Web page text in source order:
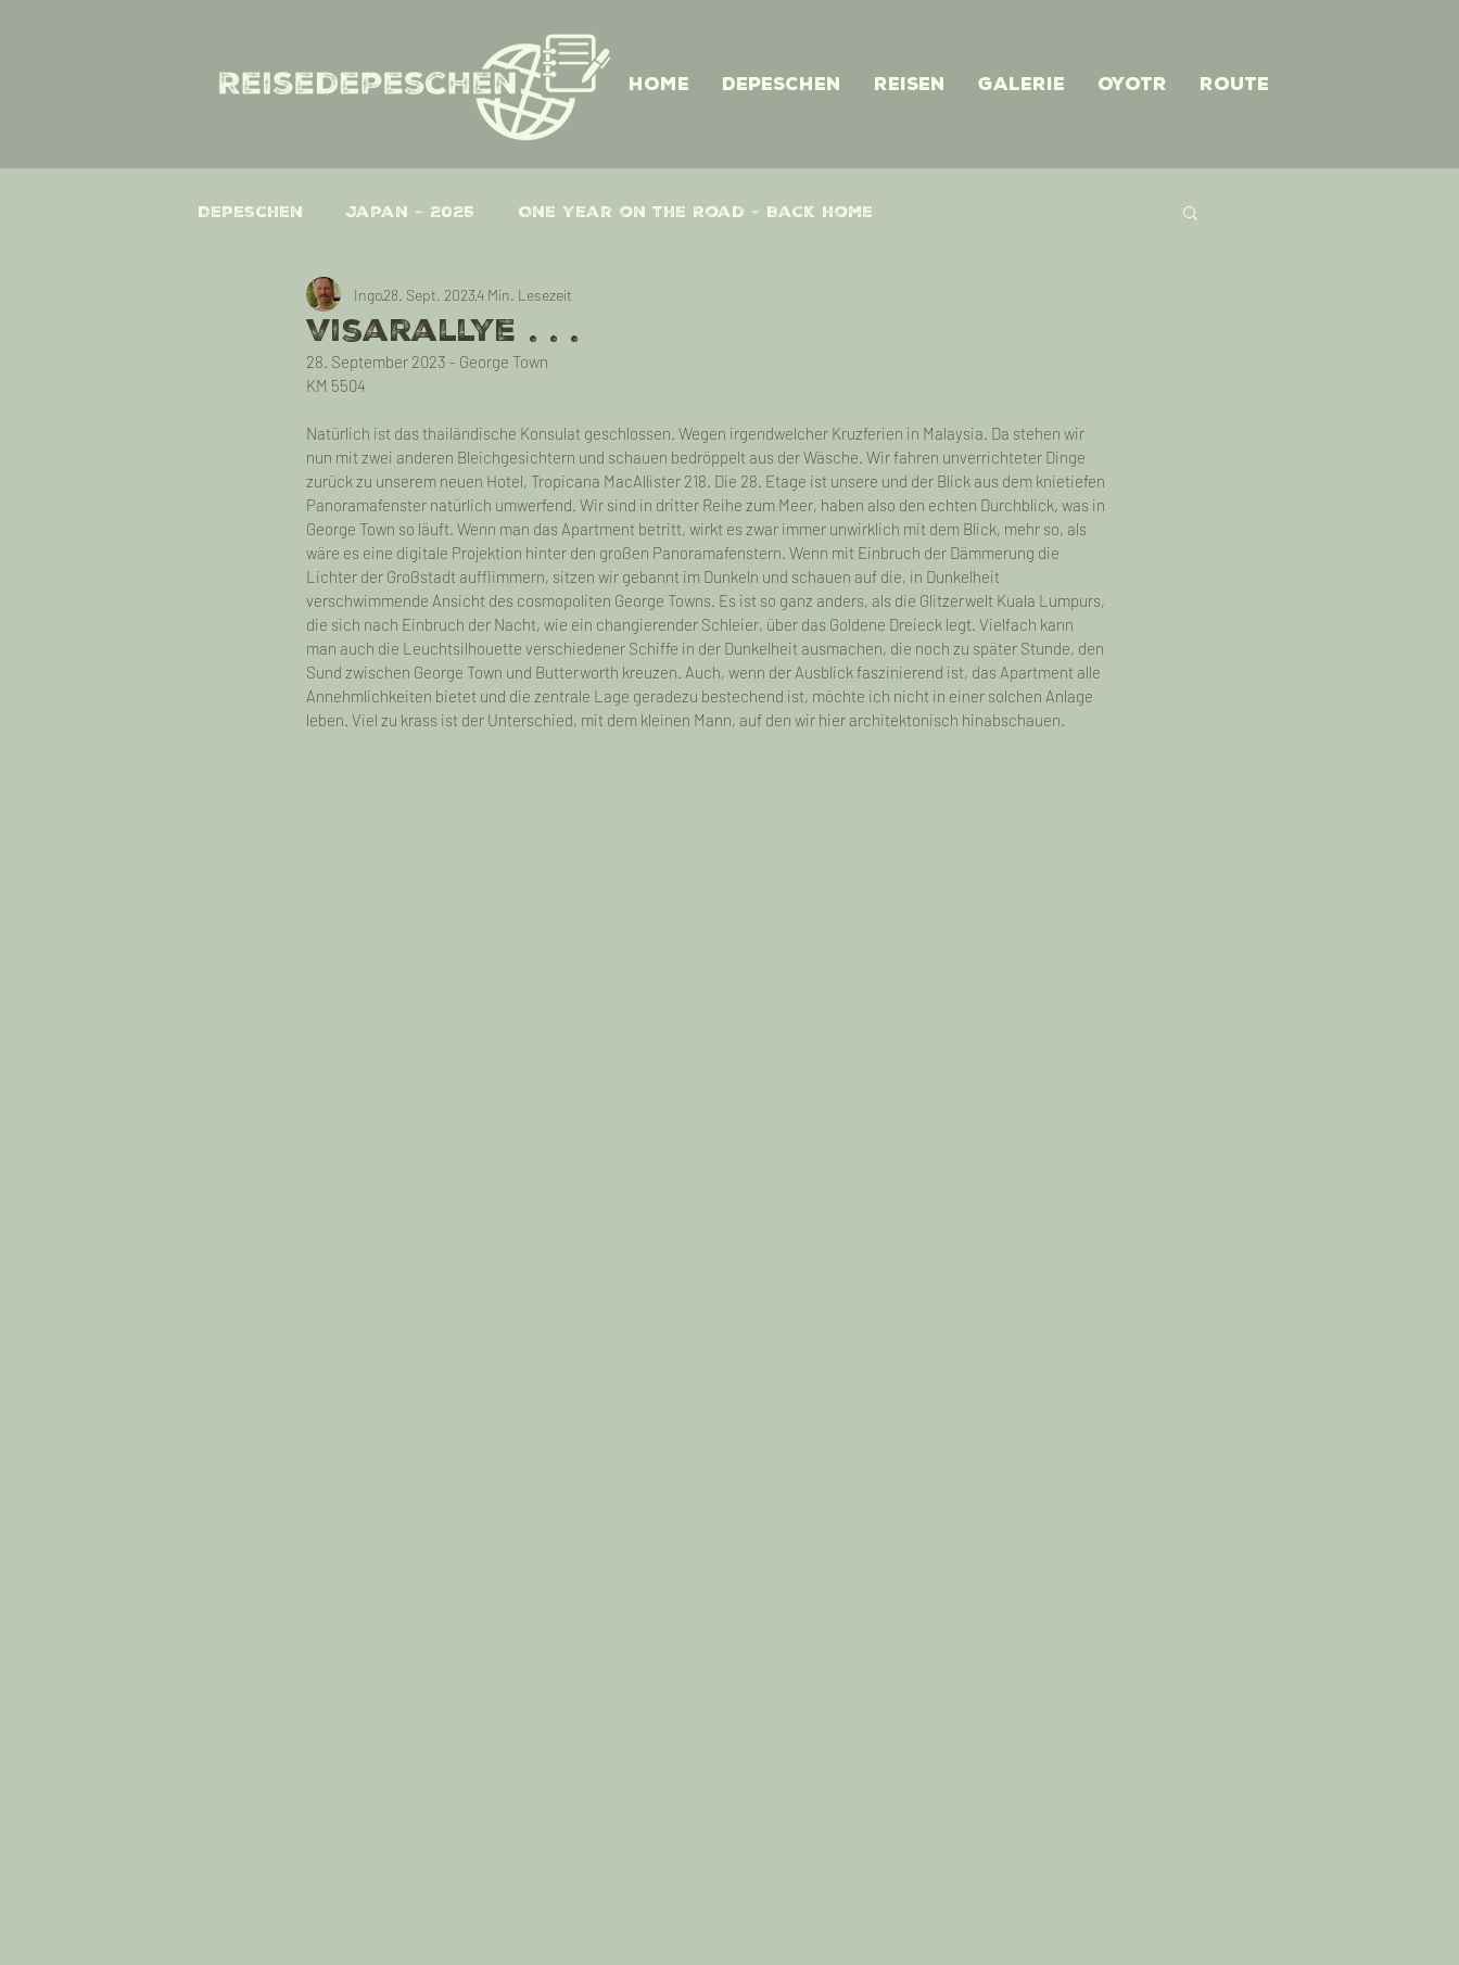
Home Depeschen Reisen Galerie OYOTR Route
Depeschen Japan - 2025 One Year on the Road - Back home
One Year on the Road - Nepal
One Year on the Road - Thailand
One Year on the Road - Kambodscha One Year on the Road - Malaysia
One year on the Road - Sumatra One Year on the Road - Java
One Year on the Road - Start One Year on the Road - Preparations Indien - 2018
Visarallye . . .
Ingo28. Sept. 20234 Min. Lesezeit
28. September 2023 - George Town
KM 5504
Natürlich ist das thailändische Konsulat geschlossen. Wegen irgendwelcher Kruzferien in Malaysia. Da stehen wir
nun mit zwei anderen Bleichgesichtern und schauen bedröppelt aus der Wäsche. Wir fahren unverrichteter Dinge
zurück zu unserem neuen Hotel, Tropicana MacAllister 218. Die 28. Etage ist unsere und der Blick aus dem knietiefen
Panoramafenster natürlich umwerfend. Wir sind in dritter Reihe zum Meer, haben also den echten Durchblick, was in
George Town so läuft. Wenn man das Apartment betritt, wirkt es zwar immer unwirklich mit dem Blick, mehr so, als
wäre es eine digitale Projektion hinter den großen Panoramafenstern. Wenn mit Einbruch der Dämmerung die
Lichter der Großstadt aufflimmern, sitzen wir gebannt im Dunkeln und schauen auf die, in Dunkelheit
verschwimmende Ansicht des cosmopoliten George Towns. Es ist so ganz anders, als die Glitzerwelt Kuala Lumpurs,
die sich nach Einbruch der Nacht, wie ein changierender Schleier, über das Goldene Dreieck legt. Vielfach kann
man auch die Leuchtsilhouette verschiedener Schiffe in der Dunkelheit ausmachen, die noch zu später Stunde, den
Sund zwischen George Town und Butterworth kreuzen. Auch, wenn der Ausblick faszinierend ist, das Apartment alle
Annehmlichkeiten bietet und die zentrale Lage geradezu bestechend ist, möchte ich nicht in einer solchen Anlage
leben. Viel zu krass ist der Unterschied, mit dem kleinen Mann, auf den wir hier architektonisch hinabschauen.